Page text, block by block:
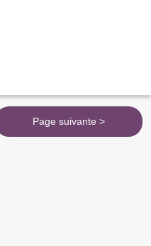
Page suivante >